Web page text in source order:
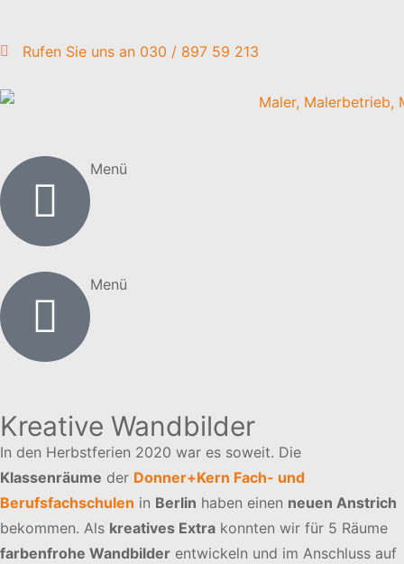
Rufen Sie uns an 030 / 897 59 213
Menü
Menü
Kreative Wandbilder
In den Herbstferien 2020 war es soweit. Die
Klassenräume der Donner+Kern Fach- und
Berufsfachschulen in Berlin haben einen neuen Anstrich
bekommen. Als kreatives Extra konnten wir für 5 Räume
farbenfrohe Wandbilder entwickeln und im Anschluss auf